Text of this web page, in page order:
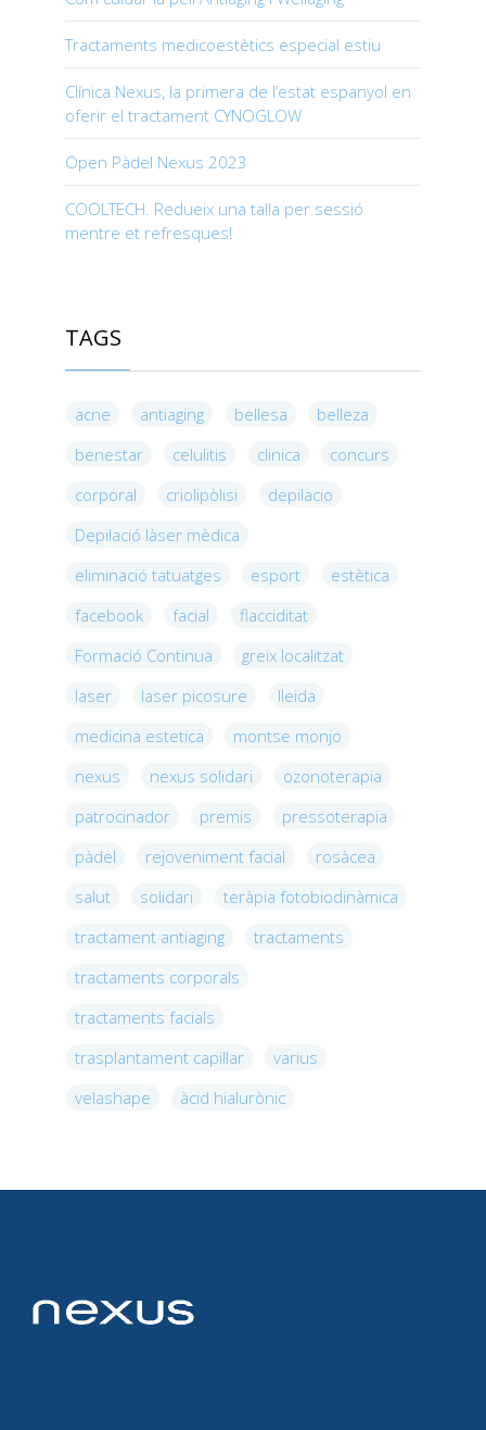
Tractaments medicoestètics especial estiu
Clínica Nexus, la primera de l’estat espanyol en
oferir el tractament CYNOGLOW
Open Pàdel Nexus 2023
COOLTECH. Redueix una talla per sessió
mentre et refresques!
TAGS
acne antiaging bellesa
belleza
benestar
celulitis clinica
concurs
corporal
criolipòlisi
depilacio
Depilació làser mèdica
eliminació tatuatges
esport
estètica
facebook
facial
flacciditat
Formació Continua
greix localitzat
laser
laser picosure
lleida
medicina estetica
montse monjo
nexus
nexus solidari
ozonoterapia
patrocinador
premis
pressoterapia
pàdel
rejoveniment facial
rosàcea
salut
solidari
teràpia fotobiodinàmica
tractament antiaging
tractaments
tractaments corporals
tractaments facials
trasplantament capil·lar
varius
velashape
àcid hialurònic